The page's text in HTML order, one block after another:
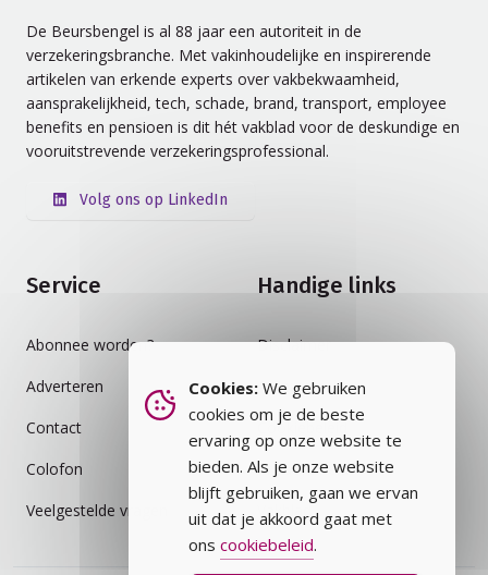
De Beursbengel is al 88 jaar een autoriteit in de
verzekeringsbranche. Met vakinhoudelijke en inspirerende
artikelen van erkende experts over vakbekwaamheid,
aansprakelijkheid, tech, schade, brand, transport, employee
benefits en pensioen is dit hét vakblad voor de deskundige en
vooruitstrevende verzekeringsprofessional.
Volg ons op LinkedIn
Service
Abonnee worden?
Adverteren
Contact
Colofon
Veelgestelde vragen
Handige links
Disclaimer
Auteursrecht
Cookiebeleid
Privacybeleid
Vakblad
Cookies: We gebruiken
cookies om je de beste
ervaring op onze website te
bieden. Als je onze website
blijft gebruiken, gaan we ervan
uit dat je akkoord gaat met
ons cookiebeleid.